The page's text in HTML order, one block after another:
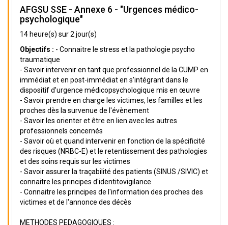
AFGSU SSE - Annexe 6 - "Urgences médico-
psychologique"
14 heure(s) sur 2 jour(s)
Objectifs : - Connaitre le stress et la pathologie psycho
traumatique
- Savoir intervenir en tant que professionnel de la CUMP en
immédiat et en post-immédiat en s'intégrant dans le
dispositif d'urgence médicopsychologique mis en œuvre
- Savoir prendre en charge les victimes, les familles et les
proches dès la survenue de l'évènement
- Savoir les orienter et être en lien avec les autres
professionnels concernés
- Savoir où et quand intervenir en fonction de la spécificité
des risques (NRBC-E) et le retentissement des pathologies
et des soins requis sur les victimes
- Savoir assurer la traçabilité des patients (SINUS /SIVIC) et
connaitre les principes d'identitovigilance
- Connaitre les principes de l'information des proches des
victimes et de l'annonce des décès
METHODES PEDAGOGIQUES :